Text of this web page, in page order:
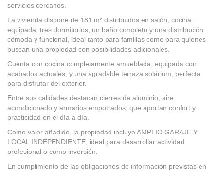
servicios cercanos.
La vivienda dispone de 181 m² distribuidos en salón, cocina
equipada, tres dormitorios, un baño completo y una distribución
cómoda y funcional, ideal tanto para familias como para quienes
buscan una propiedad con posibilidades adicionales.
Cuenta con cocina completamente amueblada, equipada con
acabados actuales, y una agradable terraza solárium, perfecta
para disfrutar del exterior.
Entre sus calidades destacan cierres de aluminio, aire
acondicionado y armarios empotrados, que aportan confort y
practicidad en el día a día.
Como valor añadido, la propiedad incluye AMPLIO GARAJE Y
LOCAL INDEPENDIENTE, ideal para desarrollar actividad
profesional o como inversión.
En cumplimiento de las obligaciones de información previstas en